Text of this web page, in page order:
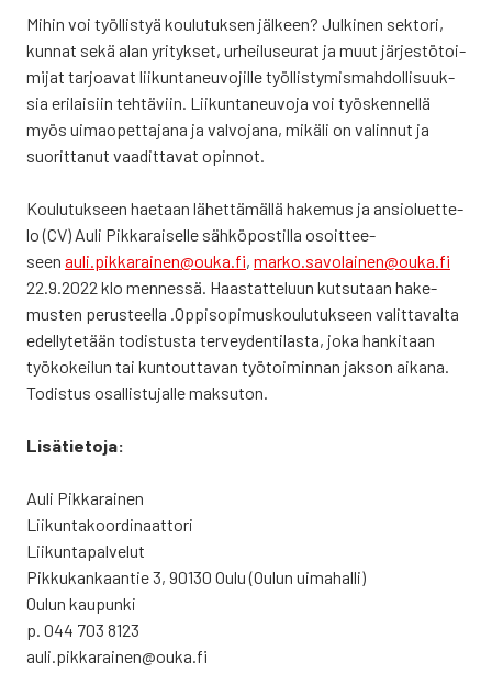
Mihin voi työl­lis­tyä kou­lu­tuk­sen jäl­keen? Jul­ki­nen sek­to­ri,
kun­nat sekä alan yri­tyk­set, urhei­luseu­rat ja muut jär­jes­tö­toi­
mi­jat tar­joa­vat lii­kun­ta­neu­vo­jil­le työl­lis­ty­mis­mah­dol­li­suuk­
sia eri­lai­siin teh­tä­viin. Lii­kun­ta­neu­vo­ja voi työs­ken­nel­lä
myös uimao­pet­ta­ja­na ja val­vo­ja­na, mikä­li on valin­nut ja
suo­rit­ta­nut vaa­dit­ta­vat opin­not.
Kou­lu­tuk­seen hae­taan lähet­tä­mäl­lä hake­mus ja ansio­luet­te­
lo (CV) Auli Pik­ka­rai­sel­le säh­kö­pos­til­la osoit­tee­
seen auli.pikkarainen@ouka.fi, marko.savolainen@ouka.fi
22.9.2022 klo men­nes­sä. Haas­tat­te­luun kut­su­taan hake­
mus­ten perus­teel­la .Oppi­so­pi­mus­kou­lu­tuk­seen valit­ta­val­ta
edel­ly­te­tään todis­tus­ta ter­vey­den­ti­las­ta, joka han­ki­taan
työ­ko­kei­lun tai kun­tout­ta­van työ­toi­min­nan jak­son aika­na.
Todis­tus osal­lis­tu­jal­le mak­su­ton.
Lisä­tie­to­ja:
Auli Pik­ka­rai­nen
Lii­kun­ta­koor­di­naat­to­ri
Lii­kun­ta­pal­ve­lut
Pik­ku­kan­kaan­tie 3, 90130 Oulu (Oulun uima­hal­li)
Oulun kau­pun­ki
p. 044 703 8123
auli.pikkarainen@ouka.fi